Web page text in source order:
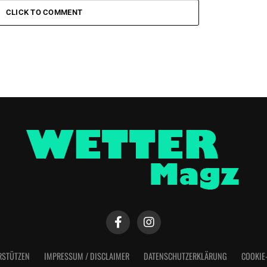
CLICK TO COMMENT
IMPRESSUM / DISCLAIMER DATENSCHUTZERKLÄRUNG